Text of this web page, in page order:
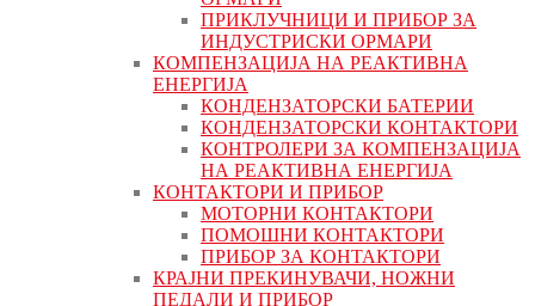
ПРИКЛУЧНИЦИ И ПРИБОР ЗА
ИНДУСТРИСКИ ОРМАРИ
КОМПЕНЗАЦИЈА НА РЕАКТИВНА
ЕНЕРГИЈА
КОНДЕНЗАТОРСКИ БАТЕРИИ
КОНДЕНЗАТОРСКИ КОНТАКТОРИ
КОНТРОЛЕРИ ЗА КОМПЕНЗАЦИЈА
НА РЕАКТИВНА ЕНЕРГИЈА
КОНТАКТОРИ И ПРИБОР
МОТОРНИ КОНТАКТОРИ
ПОМОШНИ КОНТАКТОРИ
ПРИБОР ЗА КОНТАКТОРИ
КРАЈНИ ПРЕКИНУВАЧИ, НОЖНИ
ПЕДАЛИ И ПРИБОР